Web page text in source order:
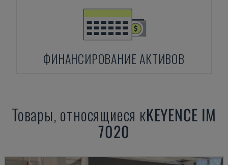
ФИНАНСИРОВАНИЕ АКТИВОВ
Товары, относящиеся кKEYENCE IM
7020